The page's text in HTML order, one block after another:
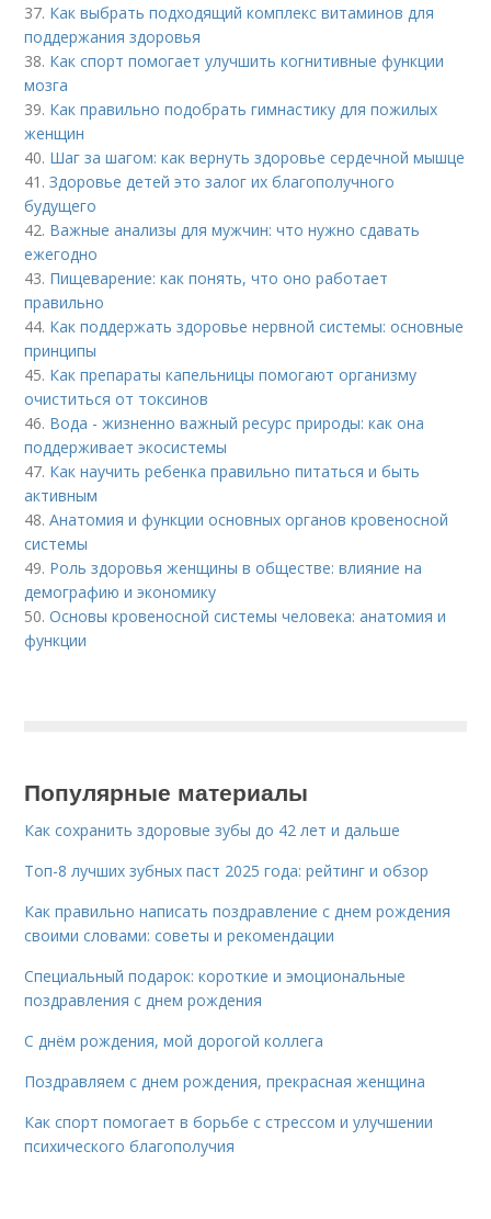
37. Как выбрать подходящий комплекс витаминов для
поддержания здоровья
38. Как спорт помогает улучшить когнитивные функции
мозга
39. Как правильно подобрать гимнастику для пожилых
женщин
40. Шаг за шагом: как вернуть здоровье сердечной мышце
41.Здоровье детей это залог их благополучного
будущего
42. Важные анализы для мужчин: что нужно сдавать
ежегодно
43. Пищеварение: как понять, что оно работает
правильно
44. Как поддержать здоровье нервной системы: основные
принципы
45. Как препараты капельницы помогают организму
очиститься от токсинов
46. Вода - жизненно важный ресурс природы: как она
поддерживает экосистемы
47. Как научить ребенка правильно питаться и быть
активным
48.Анатомия и функции основных органов кровеносной
системы
49. Роль здоровья женщины в обществе: влияние на
демографию и экономику
50.Основы кровеносной системы человека: анатомия и
функции
Популярные материалы
Как сохранить здоровые зубы до 42 лет и дальше
Топ-8 лучших зубных паст 2025 года: рейтинг и обзор
Как правильно написать поздравление с днем рождения
своими словами: советы и рекомендации
Специальный подарок: короткие и эмоциональные
поздравления с днем рождения
С днём рождения, мой дорогой коллега
Поздравляем с днем рождения, прекрасная женщина
Как спорт помогает в борьбе с стрессом и улучшении
психического благополучия